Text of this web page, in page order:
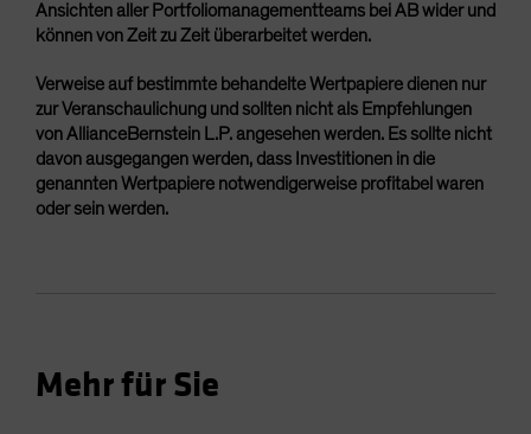
Ansichten aller Portfoliomanagementteams bei AB wider und
können von Zeit zu Zeit überarbeitet werden.
Verweise auf bestimmte behandelte Wertpapiere dienen nur
zur Veranschaulichung und sollten nicht als Empfehlungen
von AllianceBernstein L.P. angesehen werden. Es sollte nicht
davon ausgegangen werden, dass Investitionen in die
genannten Wertpapiere notwendigerweise profitabel waren
oder sein werden.
Mehr für Sie